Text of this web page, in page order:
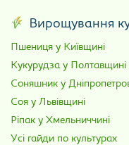
Вирощування
Пшениця у Київщині
Кукурудза у Полтавщині
Соняшник у
Соя у Львівщині
Ріпак у Хмельниччині
Усі гайди по культурах